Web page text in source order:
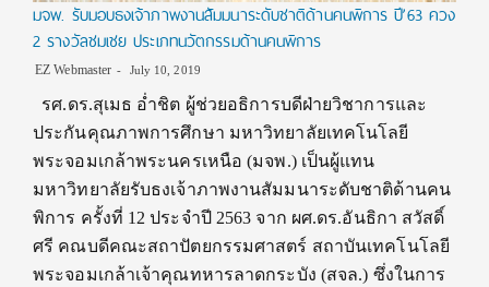
มจพ. รับมอบธงเจ้าภาพงานสัมมนาระดับชาติด้านคนพิการ ปี’63 ควง
2 รางวัลชมเชย ประเภทนวัตกรรมด้านคนพิการ
EZ Webmaster July 10, 2019
รศ.ดร.สุเมธ อ่ำชิต ผู้ช่วยอธิการบดีฝ่ายวิชาการและ
ประกันคุณภาพการศึกษา มหาวิทยาลัยเทคโนโลยี
พระจอมเกล้าพระนครเหนือ (มจพ.) เป็นผู้แทน
มหาวิทยาลัยรับธงเจ้าภาพงานสัมมนาระดับชาติด้านคน
พิการ ครั้งที่ 12 ประจำปี 2563 จาก ผศ.ดร.อันธิกา สวัสดิ์
ศรี คณบดีคณะสถาปัตยกรรมศาสตร์ สถาบันเทคโนโลยี
พระจอมเกล้าเจ้าคุณทหารลาดกระบัง (สจล.) ซึ่งในการ